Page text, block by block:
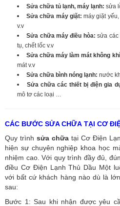
Sửa chữa tủ lạnh, máy lạnh: sửa
Sửa chữa máy giặt:máy giặt
v.v
Sửa chữa máy điều hòa: sửa các
tụ, chết lốc v.v
Sửa chữa máy làm mát không
mát v.v
Sửa chữa bình nóng lạnh: nước
Sửa chữa các thiết bị điện gia
mô tơ các loại …
CÁC BƯỚC SỬA CHỮA TẠI CƠ
Quy trình sửa chữa tại Cơ Điện
hiện sự chuyên nghiệp khoa học
nhiệm cao. Với quy trình đầy đủ,
điều Cơ Điện Lạnh Thủ Dầu Một
với bất cứ khách hàng nào dù là
sau:
Bước 1: Sau khi nhận được yêu